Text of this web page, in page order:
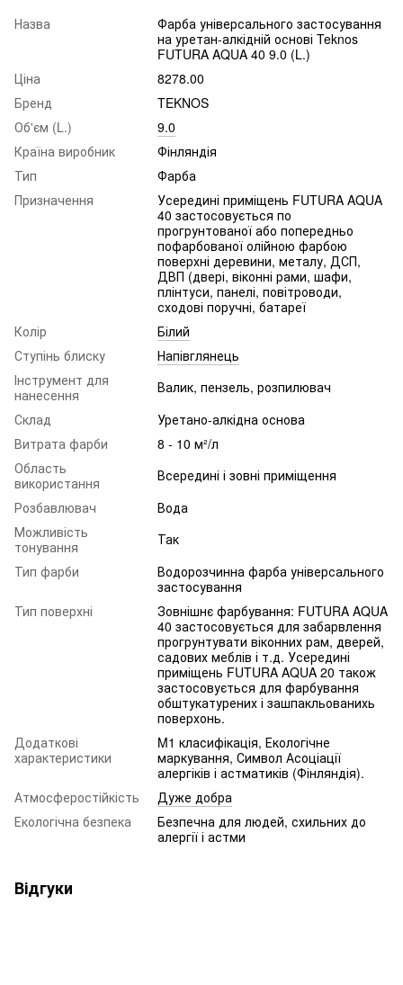
Назва
Фарба універсального застосування
на уретан-алкідній основі Teknos
FUTURA AQUA 40 9.0 (L.)
Ціна
8278.00
Бренд
TEKNOS
Об'єм (L.)
9.0
Країна виробник
Фінляндія
Тип
Фарба
Призначення
Усередині приміщень FUTURA AQUA
40 застосовується по
прогрунтованої або попередньо
пофарбованої олійною фарбою
поверхні деревини, металу, ДСП,
ДВП (двері, віконні рами, шафи,
плінтуси, панелі, повітроводи,
сходові поручні, батареї
Колір
Білий
Ступінь блиску
Напівглянець
Інструмент для
нанесення
Валик, пензель, розпилювач
Склад
Уретано-алкідна основа
Витрата фарби
8 - 10 м²/л
Область
використання
Всередині і зовні приміщення
Розбавлювач
Вода
Можливість
тонування
Так
Тип фарби
Водорозчинна фарба універсального
застосування
Тип поверхні
Зовнішнє фарбування: FUTURA AQUA
40 застосовується для забарвлення
прогрунтувати віконних рам, дверей,
садових меблів і т.д. Усередині
приміщень FUTURA AQUA 20 також
застосовується для фарбування
обштукатурених і зашпакльованихь
поверхонь.
Додаткові
характеристики
M1 класифікація, Екологічне
маркування, Символ Асоціації
алергіків і астматиків (Фінляндія).
Атмосферостійкість
Дуже добра
Екологічна безпека
Безпечна для людей, схильних до
алергії і астми
Відгуки